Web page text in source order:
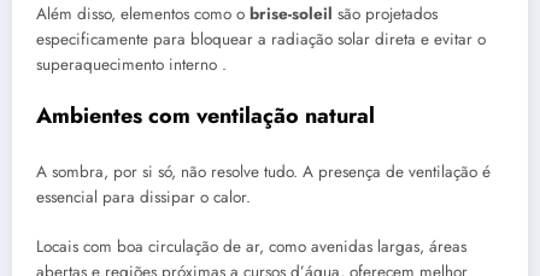
Além disso, elementos como o brise-soleil são projetados
especificamente para bloquear a radiação solar direta e evitar o
superaquecimento interno .
Ambientes com ventilação natural
A sombra, por si só, não resolve tudo. A presença de ventilação é
essencial para dissipar o calor.
Locais com boa circulação de ar, como avenidas largas, áreas
abertas e regiões próximas a cursos d’água, oferecem melhor